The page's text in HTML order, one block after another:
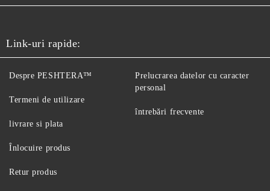
Link-uri rapide:
Despre PESHTERA™
Termeni de utilizare
livrare si plata
Înlocuire produs
Retur produs
Prelucrarea datelor cu caracter
personal
întrebări frecvente